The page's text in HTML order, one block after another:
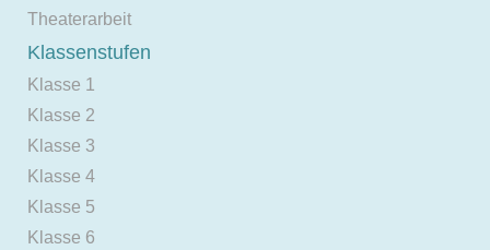
Theaterarbeit
Klassenstufen
Klasse 1
Klasse 2
Klasse 3
Klasse 4
Klasse 5
Klasse 6